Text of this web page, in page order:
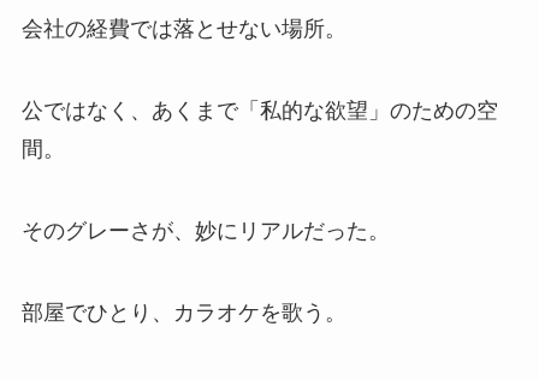
会社の経費では落とせない場所。
公ではなく、あくまで「私的な欲望」のための空
間。
そのグレーさが、妙にリアルだった。
部屋でひとり、カラオケを歌う。